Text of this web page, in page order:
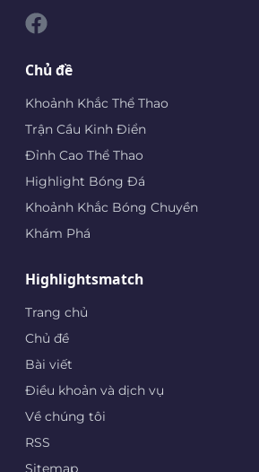
Chủ đề
Khoảnh Khắc Thể Thao
Trận Cầu Kinh Điển
Đỉnh Cao Thể Thao
Highlight Bóng Đá
Khoảnh Khắc Bóng Chuyền
Khám Phá
Highlightsmatch
Trang chủ
Chủ đề
Bài viết
Điều khoản và dịch vụ
Về chúng tôi
RSS
Sitemap